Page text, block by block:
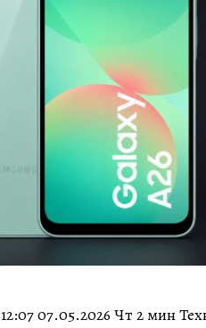
12:07 07.05.2026 Чт 2 мин